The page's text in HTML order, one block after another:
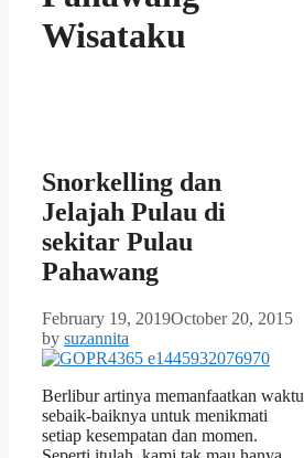
Wisataku
Snorkelling dan
Jelajah Pulau di
sekitar Pulau
Pahawang
February 19, 2019October 20, 2015
by suzannita
Berlibur artinya memanfaatkan waktu
sebaik-baiknya untuk menikmati
setiap kesempatan dan momen.